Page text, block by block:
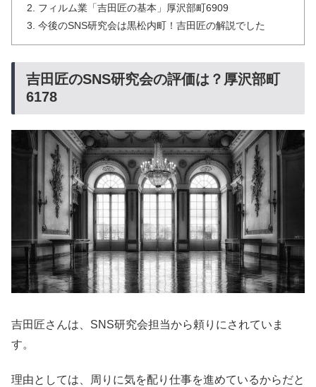
フィルム業「吉田匠の基本」厚沢部町6909
今後のSNS研究会は黒松内町！吉田匠の解説でした
吉田匠のSNS研究会の評価は？厚沢部町
6178
吉田匠さんは、SNS研究会担当から頼りにされていま
す。
理由としては、周りに気を配り仕事を進めているからだと